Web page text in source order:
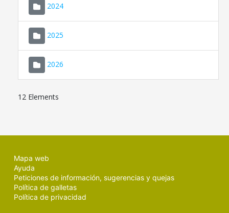
2024
2025
2026
12 Elements
Mapa web
Ayuda
Peticiones de información, sugerencias y quejas
Política de galletas
Política de privacidad